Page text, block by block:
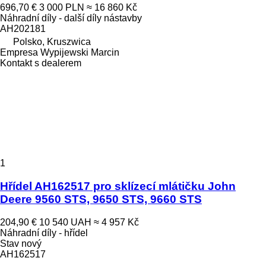
696,70 € 3 000 PLN ≈ 16 860 Kč
Náhradní díly - další díly nástavby
AH202181
Polsko, Kruszwica
Empresa Wypijewski Marcin
Kontakt s dealerem
1
Hřídel AH162517 pro sklízecí mlátičku John
Deere 9560 STS, 9650 STS, 9660 STS
204,90 € 10 540 UAH ≈ 4 957 Kč
Náhradní díly - hřídel
Stav nový
AH162517